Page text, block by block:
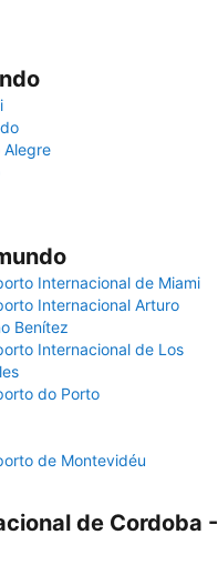
Alegre
Internacional de Miami
Internacional Arturo
Benítez
Internacional de Los
do Porto
de Montevidéu
de Cordoba -